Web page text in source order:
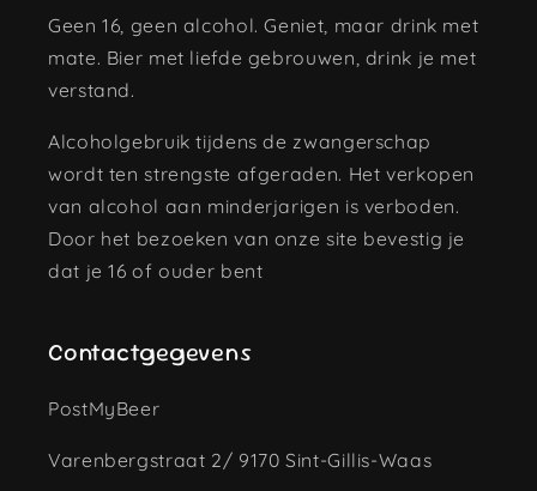
Geen 16, geen alcohol. Geniet, maar drink met
mate. Bier met liefde gebrouwen, drink je met
verstand.
Alcoholgebruik tijdens de zwangerschap
wordt ten strengste afgeraden. Het verkopen
van alcohol aan minderjarigen is verboden.
Door het bezoeken van onze site bevestig je
dat je 16 of ouder bent
Contactgegevens
PostMyBeer
Varenbergstraat 2/ 9170 Sint-Gillis-Waas